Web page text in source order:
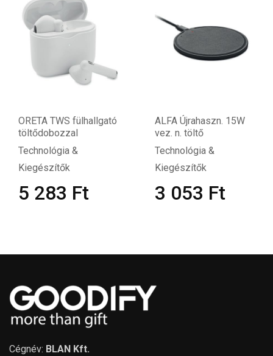
ORETA TWS fülhallgató
töltődobozzal
Technológia &
Kiegészítők
5 283 Ft
ALFA Újrahaszn. 15W
vez. n. töltő
Technológia &
Kiegészítők
3 053 Ft
Cégnév: BLAN Kft.